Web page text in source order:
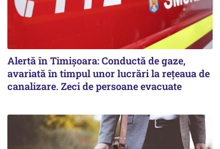
Alertă în Timișoara: Conductă de gaze,
avariată în timpul unor lucrări la rețeaua de
canalizare. Zeci de persoane evacuate